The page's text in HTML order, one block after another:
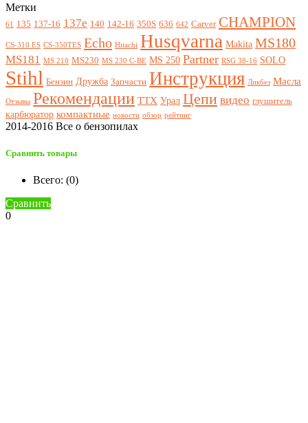
Метки
61 135 137-16 137e 140 142-16 350S 636 642 Carver CHAMPION
CS-310 ES CS-350TES Echo Hitachi Husqvarna Makita MS180
MS181 MS 210 MS230 MS 230 C-BE MS 250 Partner RSG 38-16 SOLO
Stihl Бензин Дружба Запчасти Инструкция Ликбез Масла
Отзывы Рекомендации ТТХ Урал Цепи видео глушитель
карбюратор компактные новости обзор рейтинг
2014-2016 Все о бензопилах
Сравнить товары
Всего: (0)
Сравнить
0